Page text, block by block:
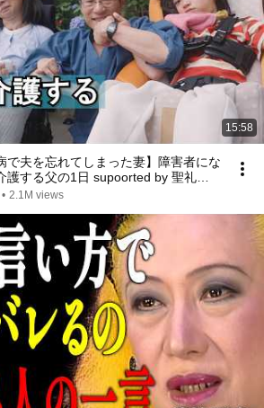
15:58
で夫を忘れてしまった妻】障害者にな
護する父の1日 supoorted by 聖礼会 #
ンバリアフリープロジェクト #共生
• 2.1M views